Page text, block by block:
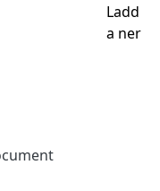
Ladd
a ner